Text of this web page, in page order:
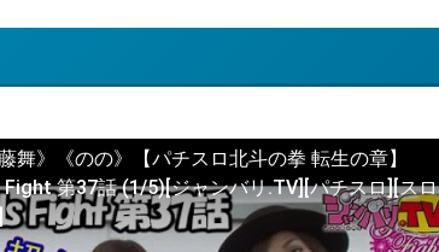
藤舞》《のの》【パチスロ北斗の拳 転生の章】
Fight 第37話 (1/5)[ジャンバリ.TV][パチスロ][スロ